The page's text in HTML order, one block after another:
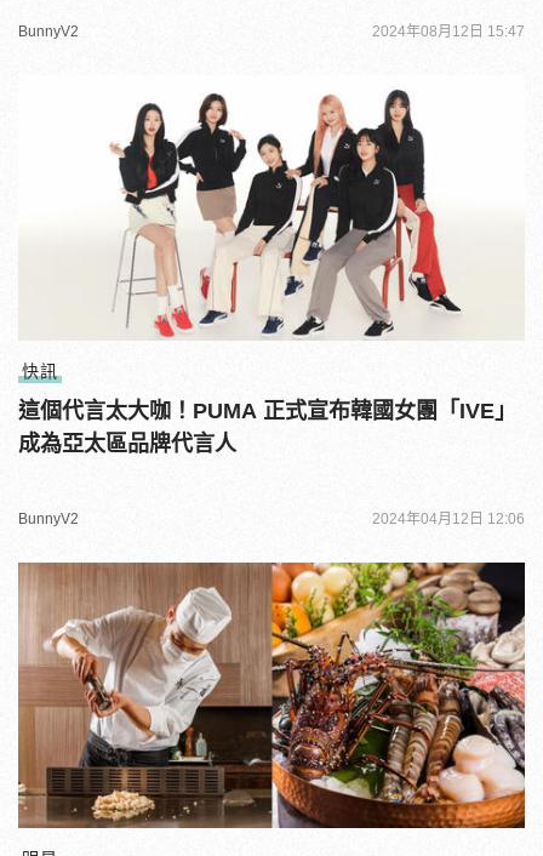
BunnyV2 2024年08月12日 15:47
快訊
這個代言太大咖！PUMA 正式宣布韓國女團「IVE」
成為亞太區品牌代言人
BunnyV2 2024年04月12日 12:06